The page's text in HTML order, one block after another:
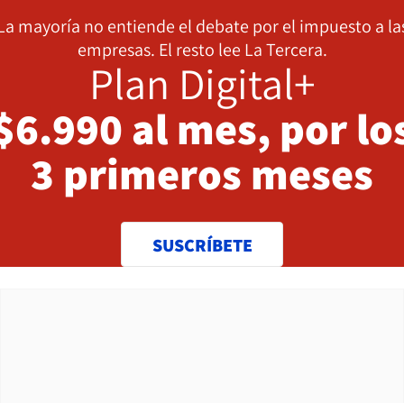
mayoría no entiende el debate por el impuesto a
empresas. El resto lee La Tercera.
Plan Digital+
al mes, por
3 primeros meses
SUSCRÍBETE